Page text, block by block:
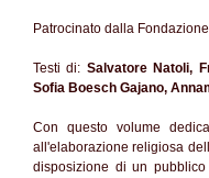
Patrocinato dalla
Testi di: Salvatore Natoli,
Sofia Boesch Gajano,
Con questo volume
all'elaborazione religiosa
disposizione di un